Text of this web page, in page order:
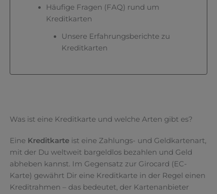
Häufige Fragen (FAQ) rund um
Kreditkarten
Unsere Erfahrungsberichte zu
Kreditkarten
Was ist eine Kreditkarte und welche Arten gibt es?
Eine Kreditkarte ist eine Zahlungs- und Geldkartenart,
mit der Du weltweit bargeldlos bezahlen und Geld
abheben kannst. Im Gegensatz zur Girocard (EC-
Karte) gewährt Dir eine Kreditkarte in der Regel einen
Kreditrahmen – das bedeutet, der Kartenanbieter